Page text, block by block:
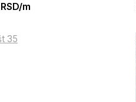
RSD/m